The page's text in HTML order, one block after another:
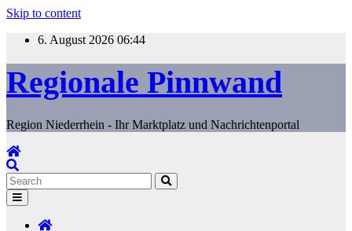
Skip to content
6. August 2026 06:44
Regionale Pinnwand
Region Niederrhein - Ihr Marktplatz und Nachrichtenportal